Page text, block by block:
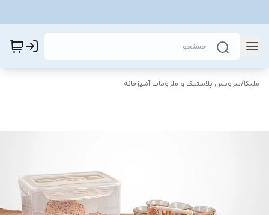
ملیکا/سرویس پلاستیک و ملزومات آشپزخانه